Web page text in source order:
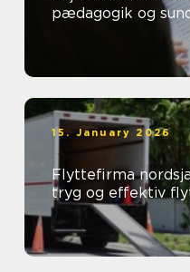
pædagogik og
15. January 2026
Flyttefirma nordsjælland
tryg og effektiv